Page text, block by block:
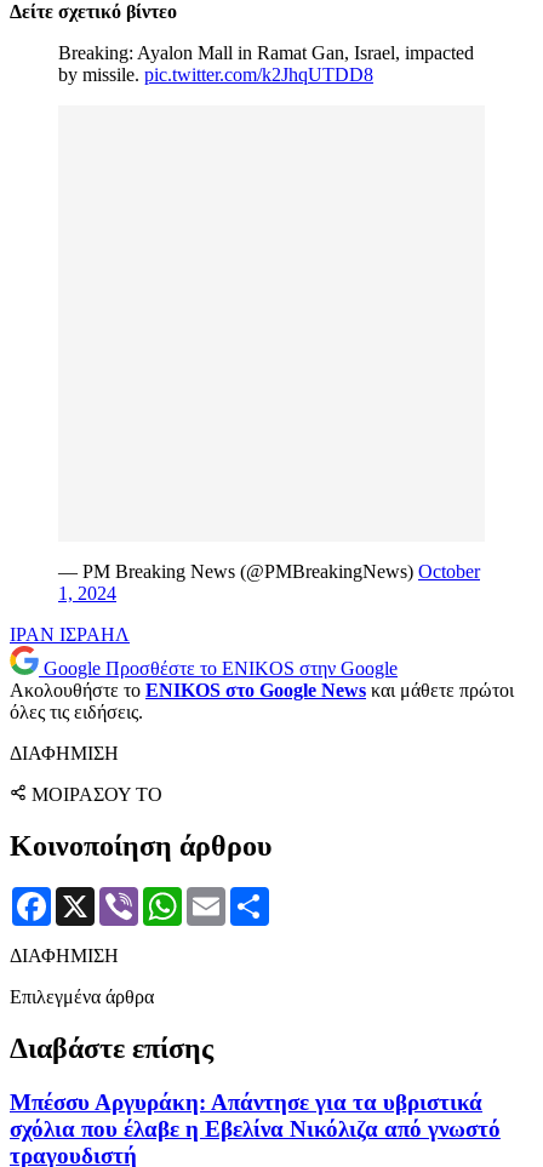
Δείτε σχετικό βίντεο
Breaking: Ayalon Mall in Ramat Gan, Israel, impacted
by missile. pic.twitter.com/k2JhqUTDD8
— PM Breaking News (@PMBreakingNews) October
1, 2024
ΙΡΑΝ ΙΣΡΑΗΛ
Google Προσθέστε το ENIKOS στην Google
Ακολουθήστε το ENIKOS στο Google News και μάθετε πρώτοι
όλες τις ειδήσεις.
ΔΙΑΦΗΜΙΣΗ
ΜΟΙΡΑΣΟΥ ΤΟ
Κοινοποίηση άρθρου
Facebook
X Viber WhatsApp
Email
ΔΙΑΦΗΜΙΣΗ
Επιλεγμένα άρθρα
Διαβάστε επίσης
Μπέσσυ Αργυράκη: Απάντησε για τα υβριστικά
σχόλια που έλαβε η Εβελίνα Νικόλιζα από γνωστό
τραγουδιστή